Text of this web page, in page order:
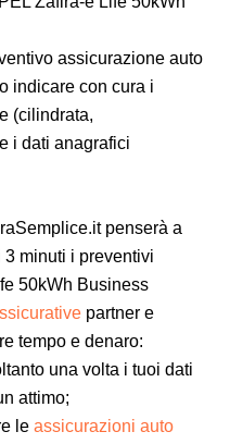
assicurazione auto
indicare con cura i
(cilindrata,
i dati anagrafici
penserà a
minuti i preventivi
50kWh Business
partner e
tempo e denaro:
una volta i tuoi dati
attimo;
le assicurazioni auto